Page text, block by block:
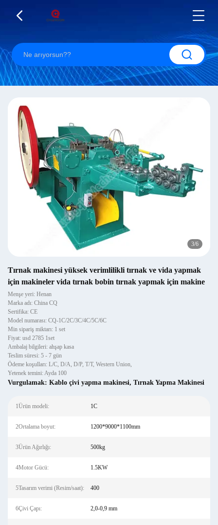
3/6
Tırnak makinesi yüksek verimlilikli tırnak ve vida yapmak
için makineler vida tırnak bobin tırnak yapmak için makine
Menşe yeri: Henan
Marka adı: China CQ
Sertifika: CE
Model numarası: CQ-1C/2C/3C/4C/5C/6C
Min sipariş miktarı: 1 set
Fiyat: usd 2785 1set
Ambalaj bilgileri: ahşap kasa
Teslim süresi: 5 - 7 gün
Ödeme koşulları: L/C, D/A, D/P, T/T, Western Union,
Yetenek temini: Ayda 100
Vurgulamak: Kablo çivi yapma makinesi, Tırnak Yapma Makinesi
1Ürün modeli: 1C
2Ortalama boyut: 1200*9000*1100mm
3Ürün Ağırlığı: 500kg
4Motor Gücü: 1.5KW
5Tasarım verimi (Resim/saat): 400
6Çivi Çapı: 2,0-0,9 mm